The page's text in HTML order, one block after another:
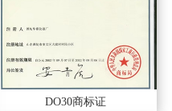
DO30商标证